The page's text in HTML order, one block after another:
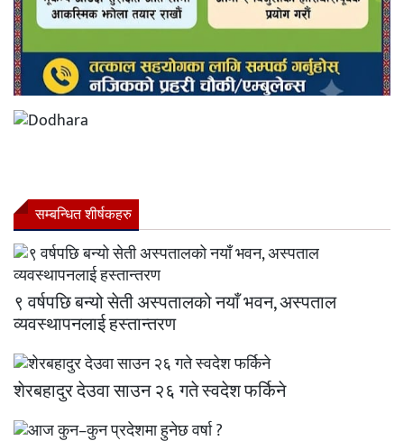
सम्बन्धित शीर्षकहरु
९ वर्षपछि बन्यो सेती अस्पतालको नयाँ भवन, अस्पताल
व्यवस्थापनलाई हस्तान्तरण
शेरबहादुर देउवा साउन २६ गते स्वदेश फर्किने